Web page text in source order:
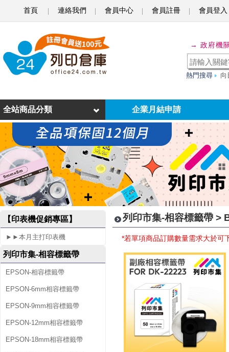
首頁 連絡我們 會員中心 會員註冊 會員登入
o
h
e
D
K
紙
質
相
容
標
籤
帶
→ 政府機
熱門搜尋 向
企業月結申請
全站商品分類
【印表機促銷專區】
►►本月主打印表機
列印市集-相容標籤帶
EPSON-相容標籤帶
EPSON-6mm相容標籤帶
EPSON-9mm相容標籤帶
EPSON-12mm相容標籤帶
EPSON-18mm相容標籤帶
列印市集-相容標籤帶 >
*若單項商品訂購數量需求大於可